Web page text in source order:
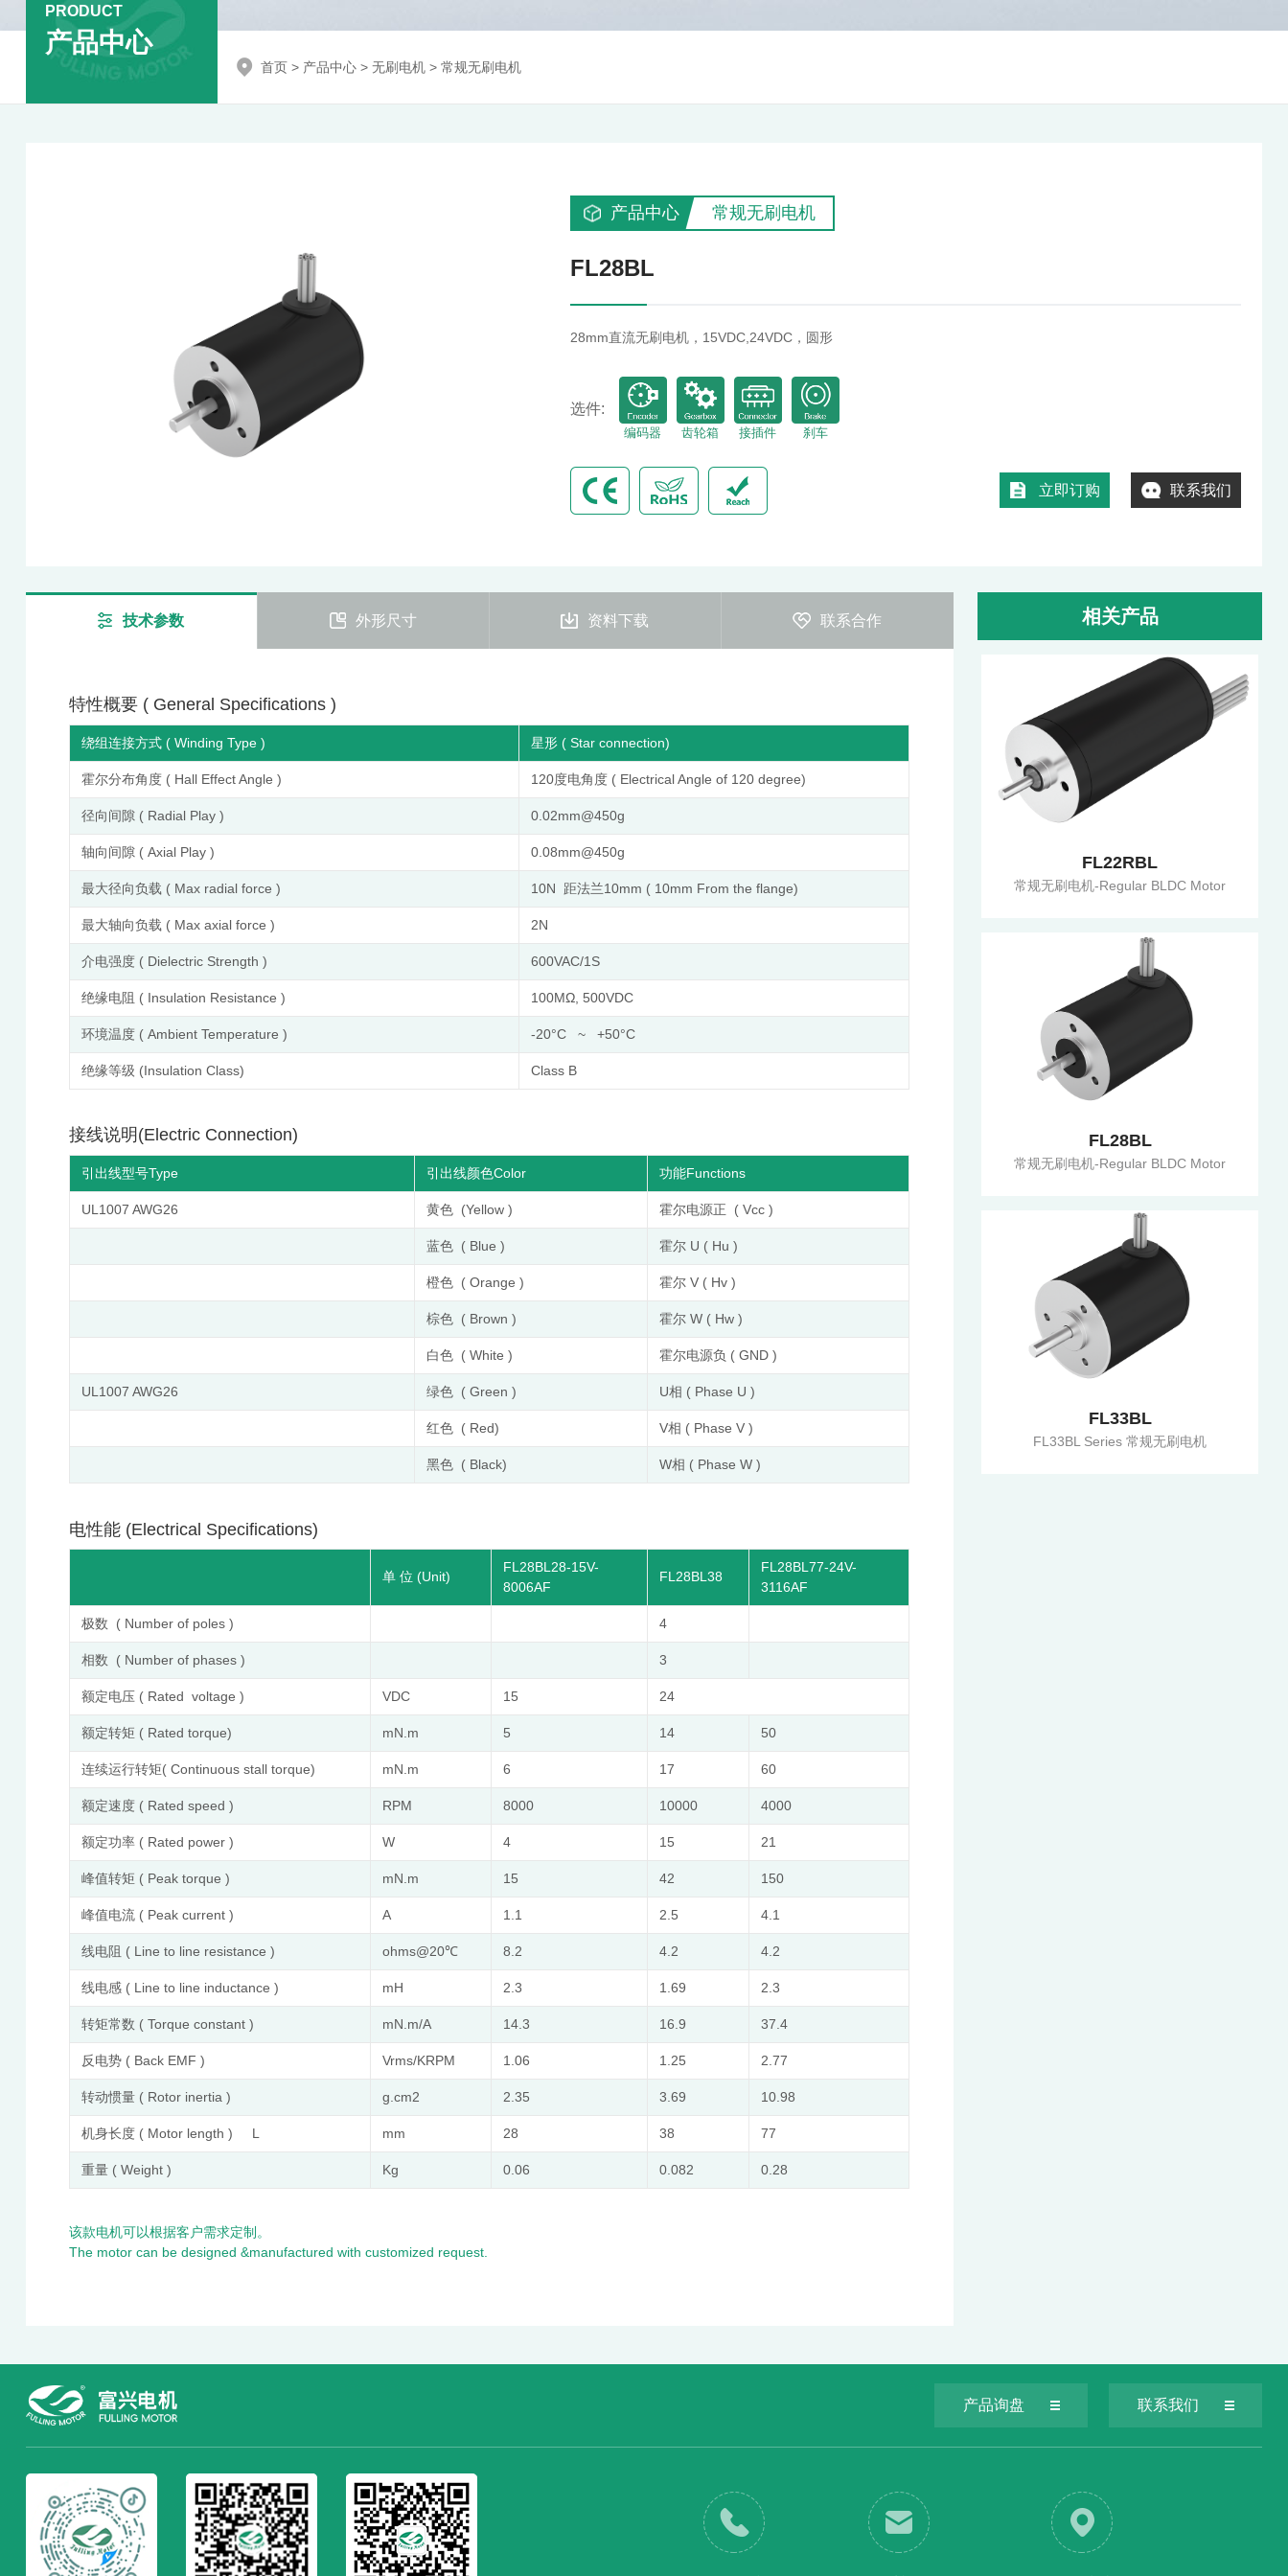
PRODUCT
产品中心
首页> 产品中心> 无刷电机> 常规无刷电机
产品中心 常规无刷电机
FL28BL
28mm直流无刷电机，15VDC,24VDC，圆形
选件:
编码器 齿轮箱 接插件 刹车
立即订购 联系我们
技术参数 外形尺寸 资料下载 联系合作
特性概要 ( General Specifications )
绕组连接方式 ( Winding Type ) 星形 ( Star connection)
霍尔分布角度 ( Hall Effect Angle ) 120度电角度 ( Electrical Angle of 120 degree)
径向间隙 ( Radial Play ) 0.02mm@450g
轴向间隙 ( Axial Play ) 0.08mm@450g
最大径向负载 ( Max radial force ) 10N 距法兰10mm ( 10mm From the flange)
最大轴向负载 ( Max axial force ) 2N
介电强度 ( Dielectric Strength ) 600VAC/1S
绝缘电阻 ( Insulation Resistance ) 100MΩ, 500VDC
环境温度 ( Ambient Temperature ) -20°C ~ +50°C
绝缘等级 (Insulation Class) Class B
接线说明(Electric Connection)
引出线型号Type 引出线颜色Color 功能Functions
UL1007 AWG26 黄色 (Yellow ) 霍尔电源正 ( Vcc )
蓝色 ( Blue ) 霍尔 U ( Hu )
橙色 ( Orange ) 霍尔 V ( Hv )
棕色 ( Brown ) 霍尔 W ( Hw )
白色 ( White ) 霍尔电源负 ( GND )
UL1007 AWG26 绿色 ( Green ) U相 ( Phase U )
红色 ( Red) V相 ( Phase V )
黑色 ( Black) W相 ( Phase W )
电性能 (Electrical Specifications)
单 位 (Unit)
FL28BL28-15V-
8006AF
FL28BL38
FL28BL77-24V-
3116AF
极数 ( Number of poles ) 4
相数 ( Number of phases ) 3
额定电压 ( Rated voltage ) VDC 15 24
额定转矩 ( Rated torque) mN.m 5 14 50
连续运行转矩( Continuous stall torque) mN.m 6 17 60
额定速度 ( Rated speed ) RPM 8000 10000 4000
额定功率 ( Rated power ) W 4 15 21
峰值转矩 ( Peak torque ) mN.m 15 42 150
峰值电流 ( Peak current ) A 1.1 2.5 4.1
线电阻 ( Line to line resistance ) ohms@20℃ 8.2 4.2 4.2
线电感 ( Line to line inductance ) mH 2.3 1.69 2.3
转矩常数 ( Torque constant ) mN.m/A 14.3 16.9 37.4
反电势 ( Back EMF ) Vrms/KRPM 1.06 1.25 2.77
转动惯量 ( Rotor inertia ) g.cm2 2.35 3.69 10.98
机身长度 ( Motor length ) L mm 28 38 77
重量 ( Weight ) Kg 0.06 0.082 0.28
该款电机可以根据客户需求定制。
The motor can be designed &manufactured with customized request.
相关产品
FL22RBL
常规无刷电机-Regular BLDC Motor
FL28BL
常规无刷电机-Regular BLDC Motor
FL33BL
FL33BL Series 常规无刷电机
产品询盘 联系我们